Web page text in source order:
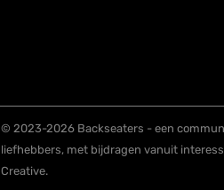
© 2023-2026 Backseaters - een
liefhebbers, met bijdragen vanuit
Creative.